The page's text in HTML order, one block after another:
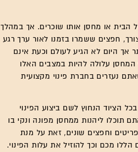
הבית או מחסן אותו שוכרים. אך במהלך
חפצים ששמרו בזמנו לאור ערך רגע
אך היום לא הגיע לעולם וכעת אינם
המחסן עלולה להיות במצבים האלו
נעזרים בחברת פינוי מקצועית
הציוד הנחוץ לשם ביצוע הפינוי
תוכלו ליהנות ממחסן מפונה ונקי בו
וחפצים שונים, זאת על מנת
מכם וכך להוזיל את עלות הפינוי.